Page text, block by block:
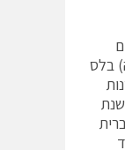
בלס